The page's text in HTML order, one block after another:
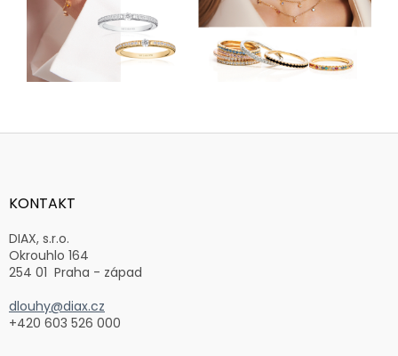
Z
aKONTAKT
DIAX, s.r.o.
Okrouhlo 164
254 01 Praha - západ
dlouhy@diax.cz
+420 603 526 000